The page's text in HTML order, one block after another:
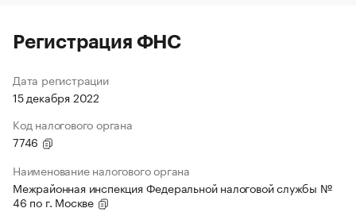
Регистрация ФНС
Дата регистрации
15 декабря 2022
Код налогового органа
7746
Наименование налогового органа
Межрайонная инспекция Федеральной налоговой службы №
46 по г. Москве